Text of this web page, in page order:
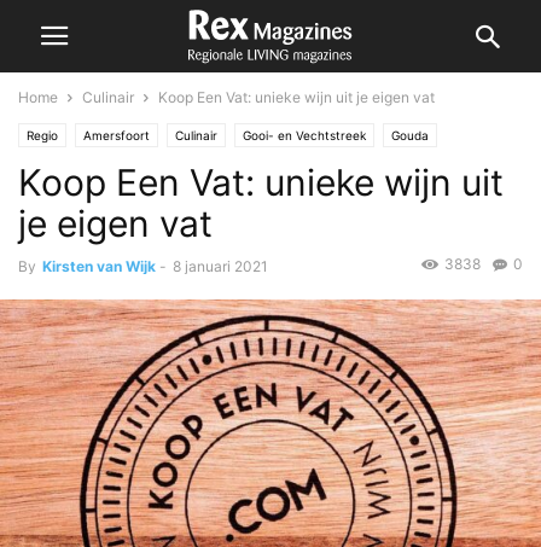
Home Culinair Koop Een Vat: unieke wijn uit je eigen vat
Regio Amersfoort Culinair Gooi- en Vechtstreek Gouda
Lansingerland Nesselande Zoetermeer
Koop Een Vat: unieke wijn uit
je eigen vat
By Kirsten van Wijk - 8 januari 2021 0
3838